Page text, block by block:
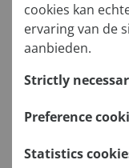
cookies kan
ervaring van de
aanbieden.
Strictly
These cookies
systems. They
Preference
Also known as
Statistics